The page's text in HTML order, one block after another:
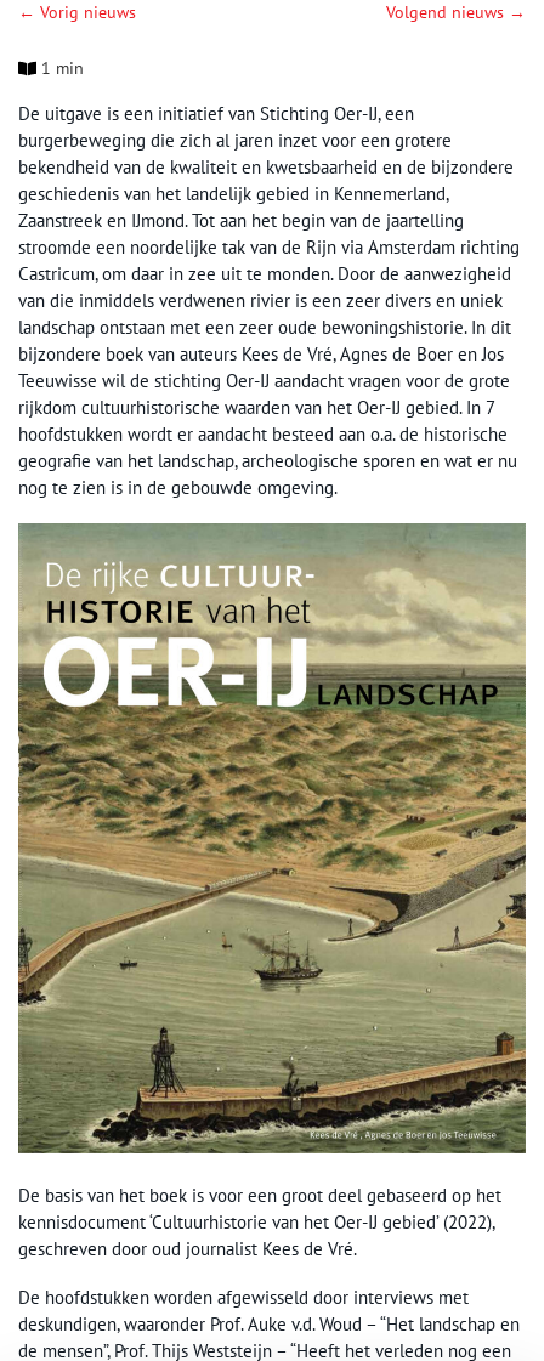
← Vorig nieuws Volgend nieuws →
1 min
De uitgave is een initiatief van Stichting Oer-IJ, een
burgerbeweging die zich al jaren inzet voor een grotere
bekendheid van de kwaliteit en kwetsbaarheid en de bijzondere
geschiedenis van het landelijk gebied in Kennemerland,
Zaanstreek en IJmond. Tot aan het begin van de jaartelling
stroomde een noordelijke tak van de Rijn via Amsterdam richting
Castricum, om daar in zee uit te monden. Door de aanwezigheid
van die inmiddels verdwenen rivier is een zeer divers en uniek
landschap ontstaan met een zeer oude bewoningshistorie. In dit
bijzondere boek van auteurs Kees de Vré, Agnes de Boer en Jos
Teeuwisse wil de stichting Oer-IJ aandacht vragen voor de grote
rijkdom cultuurhistorische waarden van het Oer-IJ gebied. In 7
hoofdstukken wordt er aandacht besteed aan o.a. de historische
geografie van het landschap, archeologische sporen en wat er nu
nog te zien is in de gebouwde omgeving.
De basis van het boek is voor een groot deel gebaseerd op het
kennisdocument ‘Cultuurhistorie van het Oer-IJ gebied’ (2022),
geschreven door oud journalist Kees de Vré.
De hoofdstukken worden afgewisseld door interviews met
deskundigen, waaronder Prof. Auke v.d. Woud – “Het landschap en
de mensen”, Prof. Thijs Weststeijn – “Heeft het verleden nog een